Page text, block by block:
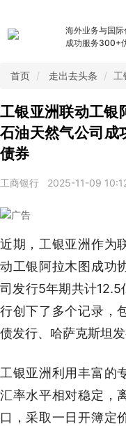
海外业务与国际
成功服务300+
首页 走出去头条 工
工银亚洲联动工银
石油天然气公司成
债券
工商银行 2025-11-09
近期，工银亚洲作为
动工银阿拉木图成功
司发行5年期共计
行创下了多个记录，
债发行、哈萨克斯坦
工银亚洲利用丰富的
汇率水平相对稳定，
口，采取一日开簿定